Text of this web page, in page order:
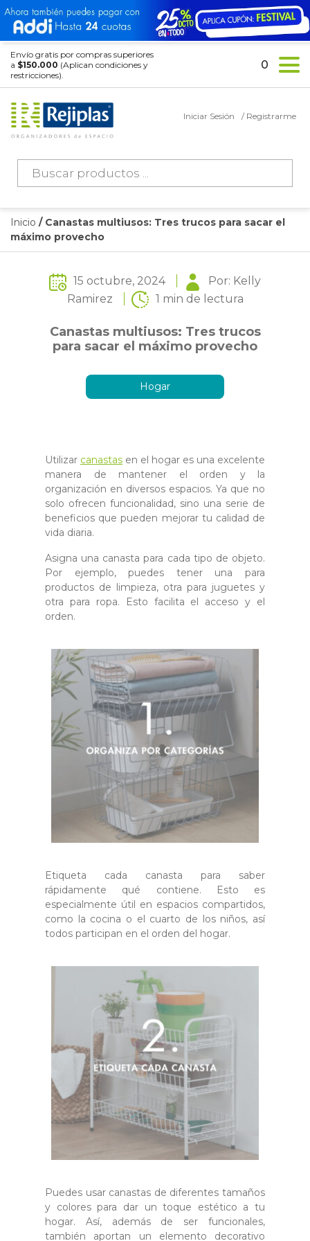
Envío gratis por compras superiores
a $150.000 (Aplican condiciones y
restricciones).
Búsqueda
productos
Iniciar Sesión / Registrarme
0
Inicio / Canastas multiusos: Tres trucos para sacar el
máximo provecho
15 octubre, 2024
Por: Kelly
Ramirez
1 min de lectura
Canastas multiusos: Tres trucos
para sacar el máximo provecho
Hogar
Utilizar canastas en el hogar es una excelente
manera de mantener el orden y la
organización en diversos espacios. Ya que no
solo ofrecen funcionalidad, sino una serie de
beneficios que pueden mejorar tu calidad de
vida diaria.
Asigna una canasta para cada tipo de objeto.
Por ejemplo, puedes tener una para
productos de limpieza, otra para juguetes y
otra para ropa. Esto facilita el acceso y el
orden.
Etiqueta cada canasta para saber
rápidamente qué contiene. Esto es
especialmente útil en espacios compartidos,
como la cocina o el cuarto de los niños, así
todos participan en el orden del hogar.
Puedes usar canastas de diferentes tamaños
y colores para dar un toque estético a tu
hogar. Así, además de ser funcionales,
también aportan un elemento decorativo